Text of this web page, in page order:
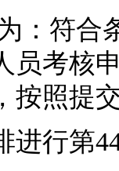
符合条
员考核
按照提
进行第